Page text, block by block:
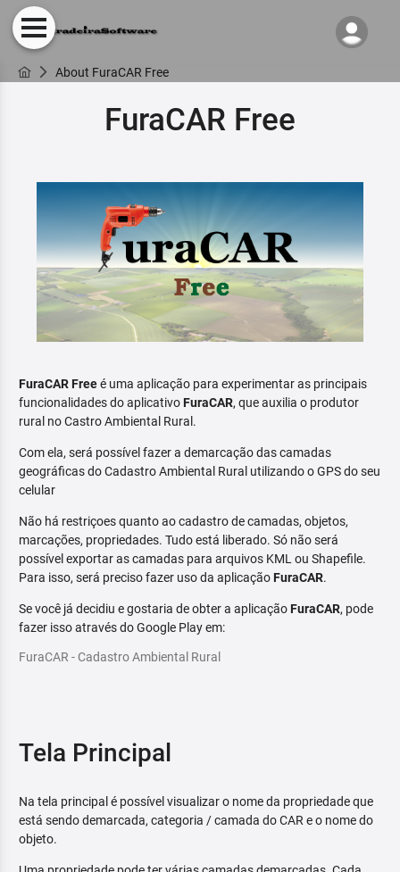
About FuraCAR Free
FuraCAR Free
FuraCAR Freeé uma aplicação para experimentar as principais
funcionalidades do aplicativoFuraCAR, que auxilia o produtor
rural no Castro Ambiental Rural.
Com ela, será possível fazer a demarcação das camadas
geográficas do Cadastro Ambiental Rural utilizando o GPS do seu
celular
Não há restriçoes quanto ao cadastro de camadas, objetos,
marcações, propriedades. Tudo está liberado. Só não será
possível exportar as camadas para arquivos KML ou Shapefile.
Para isso, será preciso fazer uso da aplicaçãoFuraCAR.
Se você já decidiu e gostaria de obter a aplicaçãoFuraCAR, pode
fazer isso através do Google Play em:
FuraCAR - Cadastro Ambiental Rural
Tela Principal
Na tela principal é possível visualizar o nome da propriedade que
está sendo demarcada, categoria / camada do CAR e o nome do
objeto.